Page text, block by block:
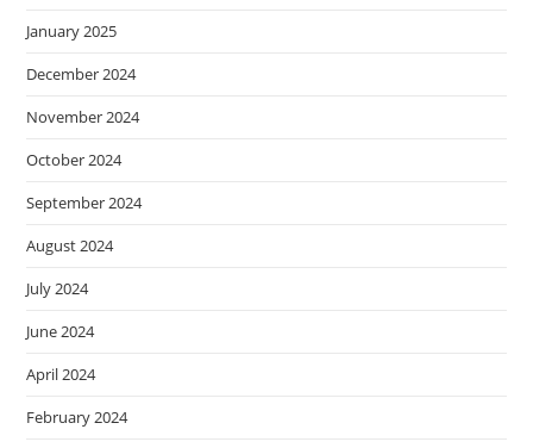
January 2025
December 2024
November 2024
October 2024
September 2024
August 2024
July 2024
June 2024
April 2024
February 2024